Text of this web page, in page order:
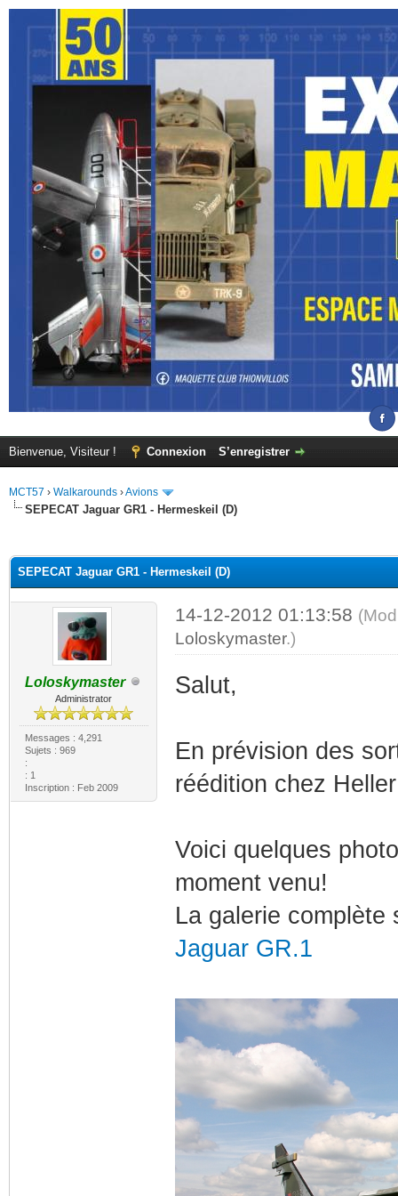
Bienvenue, Visiteur ! Connexion S’enregistrer
MCT57 › Walkarounds ›Avions
SEPECAT Jaguar GR1 - Hermeskeil (D)
SEPECAT Jaguar GR1 - Hermeskeil (D)
Loloskymaster
Administrator
Messages : 4,291
Sujets : 969
:
: 1
Inscription : Feb 2009
14-12-2012 01:13:58
Loloskymaster.)
Salut,
En prévision des
réédition chez
Voici quelques
moment venu!
La galerie complète
Jaguar GR.1